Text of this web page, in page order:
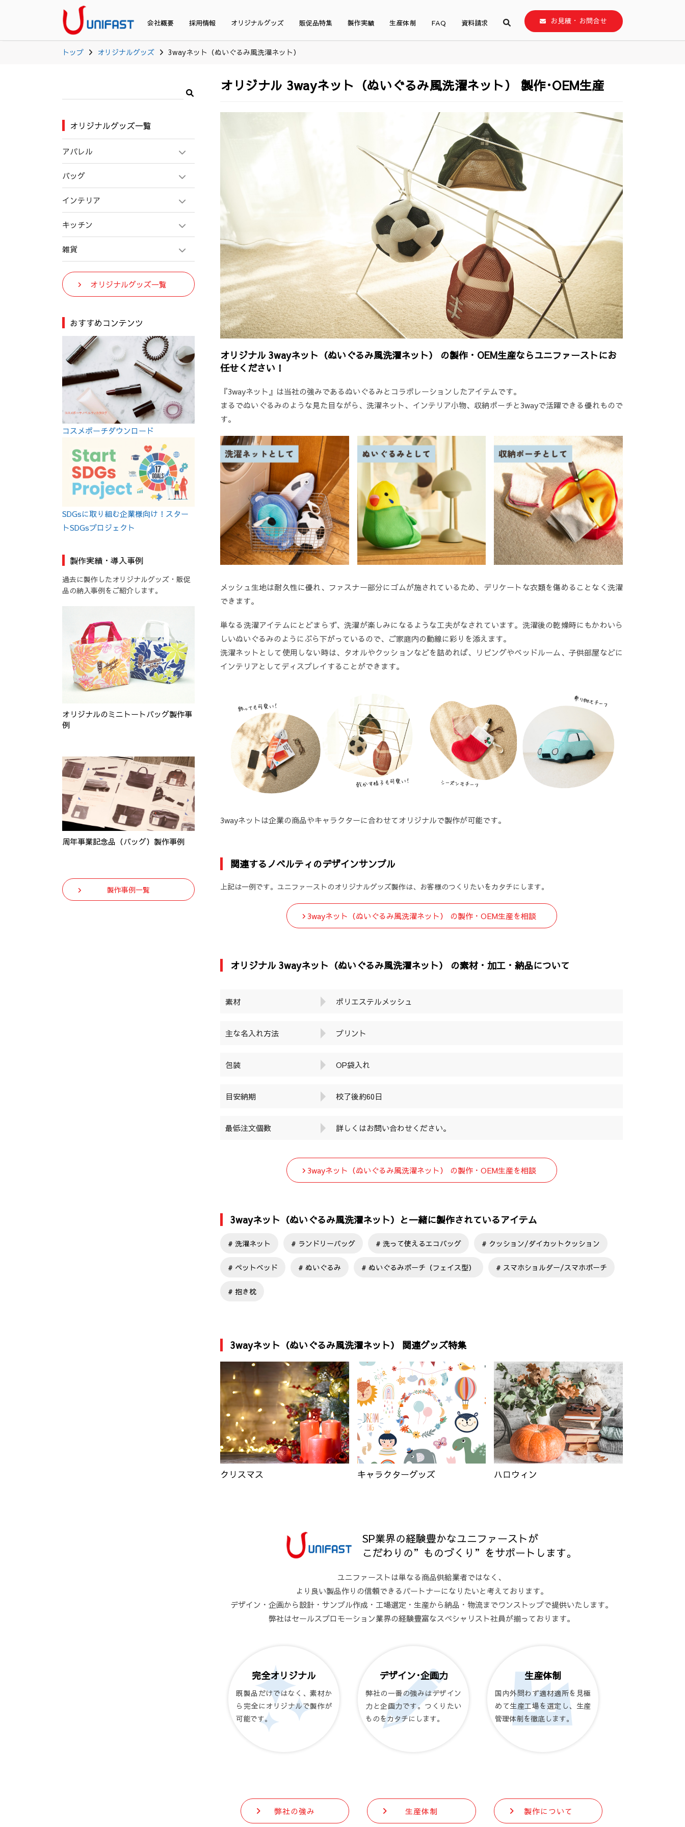
会社概要 採用情報 オリジナルグッズ 販促品特集 製作実績 生産体制 FAQ 資料請求 お見積・お問合せ
トップ オリジナルグッズ 3wayネット（ぬいぐるみ風洗濯ネット）
オリジナル 3wayネット（ぬいぐるみ風洗濯ネット） 製作･OEM生産
オリジナル 3wayネット（ぬいぐるみ風洗濯ネット） の製作・OEM生産ならユニファーストにお
任せください！
『3wayネット』は当社の強みであるぬいぐるみとコラボレーションしたアイテムです。
まるでぬいぐるみのような見た目ながら、洗濯ネット、インテリア小物、収納ポーチと3wayで活躍できる優れもので
す。
メッシュ生地は耐久性に優れ、ファスナー部分にゴムが施されているため、デリケートな衣類を傷めることなく洗濯
できます。
単なる洗濯アイテムにとどまらず、洗濯が楽しみになるような工夫がなされています。洗濯後の乾燥時にもかわいら
しいぬいぐるみのようにぶら下がっているので、ご家庭内の動線に彩りを添えます。
洗濯ネットとして使用しない時は、タオルやクッションなどを詰めれば、リビングやベッドルーム、子供部屋などに
インテリアとしてディスプレイすることができます。
3wayネットは企業の商品やキャラクターに合わせてオリジナルで製作が可能です。
関連するノベルティのデザインサンプル
上記は一例です。ユニファーストのオリジナルグッズ製作は、お客様のつくりたいをカタチにします。
3wayネット（ぬいぐるみ風洗濯ネット） の製作・OEM生産を相談
オリジナル 3wayネット（ぬいぐるみ風洗濯ネット） の素材・加工・納品について
素材 ポリエステルメッシュ
主な名入れ方法 プリント
包装 OP袋入れ
目安納期 校了後約60日
最低注文個数 詳しくはお問い合わせください。
3wayネット（ぬいぐるみ風洗濯ネット） の製作・OEM生産を相談
3wayネット（ぬいぐるみ風洗濯ネット）と一緒に製作されているアイテム
洗濯ネット ランドリーバッグ 洗って使えるエコバッグ クッション/ダイカットクッション
ペットベッド ぬいぐるみ ぬいぐるみポーチ（フェイス型） スマホショルダー/スマホポーチ
抱き枕
3wayネット（ぬいぐるみ風洗濯ネット） 関連グッズ特集
クリスマス キャラクターグッズ ハロウィン
SP業界の経験豊かなユニファーストが
こだわりの”ものづくり”をサポートします。
ユニファーストは単なる商品供給業者ではなく、
より良い製品作りの信頼できるパートナーになりたいと考えております。
デザイン・企画から設計・サンプル作成・工場選定・生産から納品・物流までワンストップで提供いたします。
弊社はセールスプロモーション業界の経験豊富なスペシャリスト社員が揃っております。
完全オリジナル
既製品だけではなく、素材か
ら完全にオリジナルで製作が
可能です。
デザイン･企画力
弊社の一番の強みはデザイン
力と企画力です。つくりたい
ものをカタチにします。
生産体制
国内外問わず適材適所を見極
めて生産工場を選定し、生産
管理体制を徹底します。
弊社の強み 生産体制 製作について
オリジナルグッズ一覧
アパレル
バッグ
インテリア
キッチン
雑貨
オリジナルグッズ一覧
おすすめコンテンツ
コスメポーチダウンロード
SDGsに取り組む企業様向け！スター
トSDGsプロジェクト
製作実績・導入事例
過去に製作したオリジナルグッズ・販促
品の納入事例をご紹介します。
オリジナルのミニトートバッグ製作事
例
周年事業記念品（バッグ）製作事例
製作事例一覧